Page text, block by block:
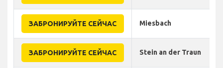
ЗАБРОНИРУЙТЕ СЕЙЧАС Miesbach
ЗАБРОНИРУЙТЕ СЕЙЧАС Stein an der Traun